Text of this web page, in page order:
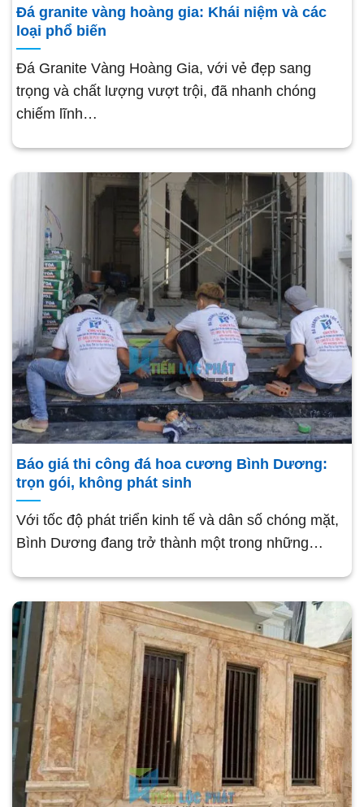
Đá granite vàng hoàng gia: Khái niệm và các
loại phổ biến
Đá Granite Vàng Hoàng Gia, với vẻ đẹp sang
trọng và chất lượng vượt trội, đã nhanh chóng
chiếm lĩnh…
Báo giá thi công đá hoa cương Bình Dương:
trọn gói, không phát sinh
Với tốc độ phát triển kinh tế và dân số chóng mặt,
Bình Dương đang trở thành một trong những…